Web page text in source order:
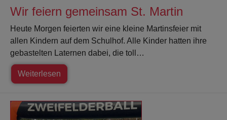
Wir feiern gemeinsam St. Martin
Heute Morgen feierten wir eine kleine Martinsfeier mit
allen Kindern auf dem Schulhof. Alle Kinder hatten ihre
gebastelten Laternen dabei, die toll…
Weiterlesen